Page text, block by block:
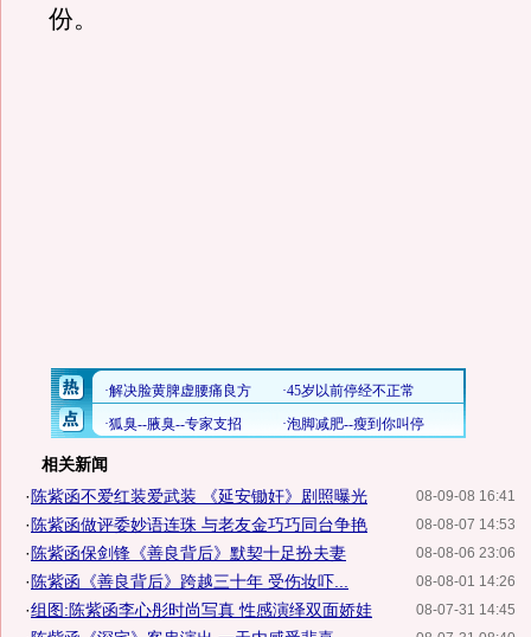
份。
相关新闻
08-09-08 16:41
· 陈紫函不爱红装爱武装 《延安锄奸》剧照曝光
08-08-07 14:53
· 陈紫函做评委妙语连珠 与老友金巧巧同台争艳
08-08-06 23:06
· 陈紫函保剑锋《善良背后》默契十足扮夫妻
08-08-01 14:26
· 陈紫函《善良背后》跨越三十年 受伤妆吓...
08-07-31 14:45
·组图:陈紫函李心彤时尚写真 性感演绎双面娇娃